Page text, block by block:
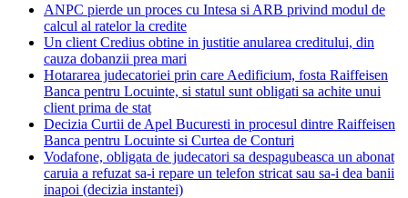
ANPC pierde un proces cu Intesa si ARB privind modul de
calcul al ratelor la credite
Un client Credius obtine in justitie anularea creditului, din
cauza dobanzii prea mari
Hotararea judecatoriei prin care Aedificium, fosta Raiffeisen
Banca pentru Locuinte, si statul sunt obligati sa achite unui
client prima de stat
Decizia Curtii de Apel Bucuresti in procesul dintre Raiffeisen
Banca pentru Locuinte si Curtea de Conturi
Vodafone, obligata de judecatori sa despagubeasca un abonat
caruia a refuzat sa-i repare un telefon stricat sau sa-i dea banii
inapoi (decizia instantei)